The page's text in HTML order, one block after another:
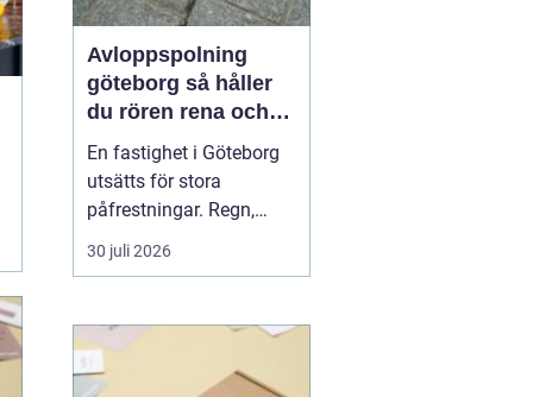
Avloppspolning
göteborg så håller
du rören rena och
trygga året runt
En fastighet i Göteborg
utsätts för stora
påfrestningar. Regn,
snabba
temperaturväxlingar och
avloppen behöver mer
omsorg än många tror.
När vatten börjar rinna
30 juli 2026